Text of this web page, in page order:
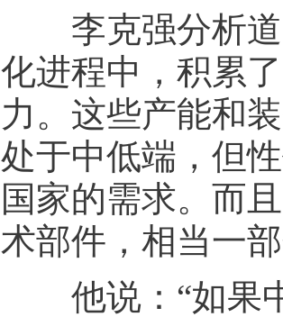
李克强分析道
化进程中，积累
力。这些产能和
处于中低端，但
国家的需求。而
术部件，相当一
他说：“如果